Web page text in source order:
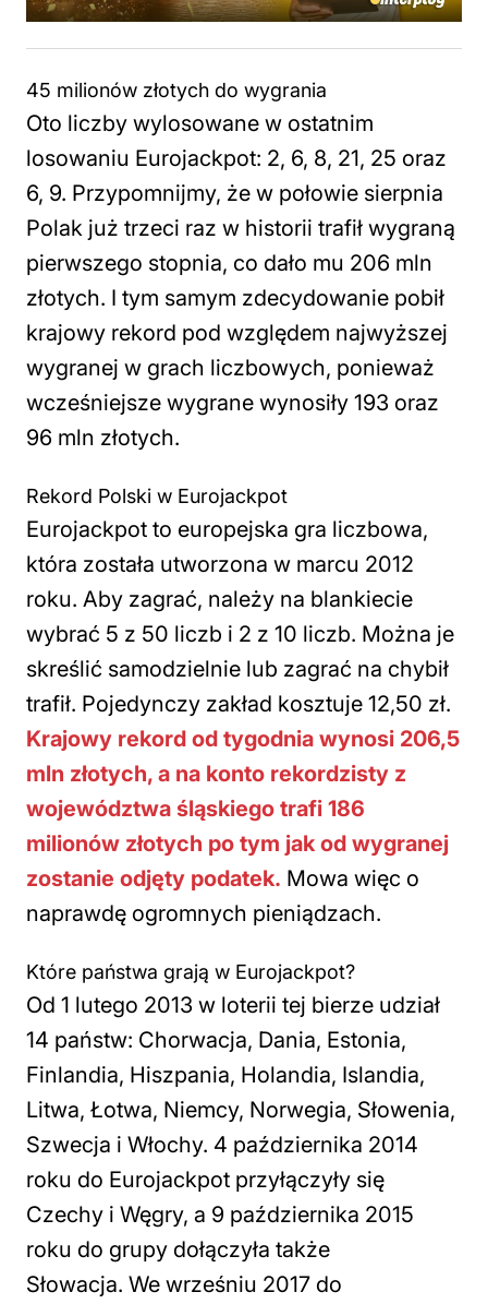
45 milionów złotych do wygrania
Oto liczby wylosowane w ostatnim
losowaniu Eurojackpot: 2, 6, 8, 21, 25 oraz
6, 9. Przypomnijmy, że w połowie sierpnia
Polak już trzeci raz w historii trafił wygraną
pierwszego stopnia, co dało mu 206 mln
złotych. I tym samym zdecydowanie pobił
krajowy rekord pod względem najwyższej
wygranej w grach liczbowych, ponieważ
wcześniejsze wygrane wynosiły 193 oraz
96 mln złotych.
Rekord Polski w Eurojackpot
Eurojackpot to europejska gra liczbowa,
która została utworzona w marcu 2012
roku. Aby zagrać, należy na blankiecie
wybrać 5 z 50 liczb i 2 z 10 liczb. Można je
skreślić samodzielnie lub zagrać na chybił
trafił. Pojedynczy zakład kosztuje 12,50 zł.
Krajowy rekord od tygodnia wynosi 206,5
mln złotych, a na konto rekordzisty z
województwa śląskiego trafi 186
milionów złotych po tym jak od wygranej
zostanie odjęty podatek. Mowa więc o
naprawdę ogromnych pieniądzach.
Które państwa grają w Eurojackpot?
Od 1 lutego 2013 w loterii tej bierze udział
14 państw: Chorwacja, Dania, Estonia,
Finlandia, Hiszpania, Holandia, Islandia,
Litwa, Łotwa, Niemcy, Norwegia, Słowenia,
Szwecja i Włochy. 4 października 2014
roku do Eurojackpot przyłączyły się
Czechy i Węgry, a 9 października 2015
roku do grupy dołączyła także
Słowacja. We wrześniu 2017 do